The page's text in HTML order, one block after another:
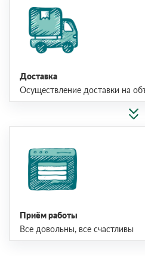
Доставка
Осуществление доставки на
Приём работы
Все довольны, все счастливы